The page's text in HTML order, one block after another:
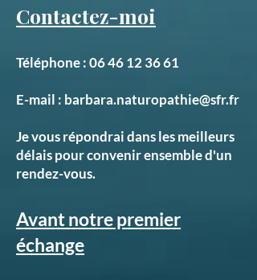
Contactez-moi
Téléphone :06 46 12 36 61
E-mail : barbara.naturopathie@sfr.fr
Je vous répondrai dans les meilleurs
délais pour convenir ensemble d'un
rendez-vous.
Avant notre premier
échange